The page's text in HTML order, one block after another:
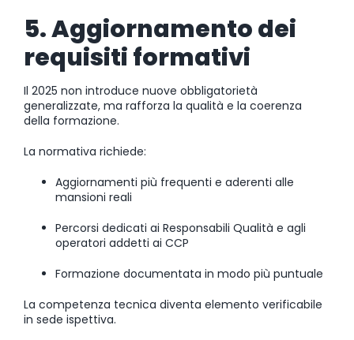
5. Aggiornamento dei
requisiti formativi
Il 2025 non introduce nuove obbligatorietà
generalizzate, ma rafforza la qualità e la coerenza
della formazione.
La normativa richiede:
Aggiornamenti più frequenti e aderenti alle
mansioni reali
Percorsi dedicati ai Responsabili Qualità e agli
operatori addetti ai CCP
Formazione documentata in modo più puntuale
La competenza tecnica diventa elemento verificabile
in sede ispettiva.